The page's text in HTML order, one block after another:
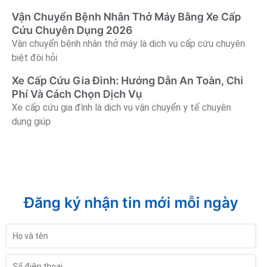
Vận Chuyển Bệnh Nhân Thở Máy Bằng Xe Cấp
Cứu Chuyên Dụng 2026
Vận chuyển bệnh nhân thở máy là dịch vụ cấp cứu chuyên
biệt đòi hỏi
Xe Cấp Cứu Gia Đình: Hướng Dẫn An Toàn, Chi
Phí Và Cách Chọn Dịch Vụ
Xe cấp cứu gia đình là dịch vụ vận chuyển y tế chuyên
dụng giúp
Đăng ký nhận tin mới mỗi ngày
Họ
và
tên
Số